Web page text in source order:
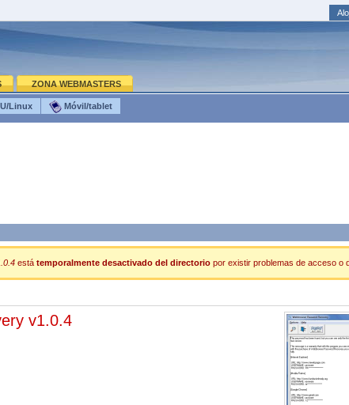
ZONA WEBMASTERS
Linux Móvil/tablet
está temporalmente desactivado del directoriopor existir problemas de acceso o
v1.0.4